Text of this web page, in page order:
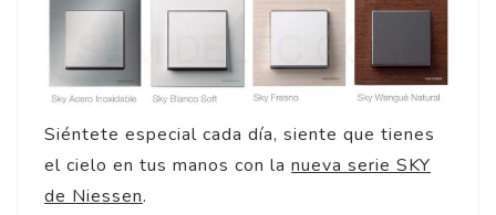
Siéntete especial cada día, siente que tienes
el cielo en tus manos con la nueva serie SKY
de Niessen.